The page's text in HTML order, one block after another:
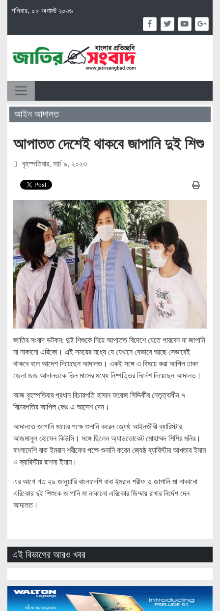
শনিবার, ০৮ অগাস্ট ২০২৬
আইন আদালত
আপাতত দেশেই থাকবে জাপানি দুই শিশু
বৃহস্পতিবার, মার্চ ৯, ২০২৩
জাতির সংবাদ ডটকম: দুই শিশুকে নিয়ে আপাতত বিদেশে যেতে পারবেন না জাপানি
মা নাকানো এরিকো। এই সময়ের মধ্যে যে যেখানে যেভাবে আছে সেভাবেই
থাকবে বলে আদেশ দিয়েছেন আদালত। একই সঙ্গে এ বিষয়ে করা আপিল ঢাকা
জেলা জজ আদালতকে তিন মাসের মধ্যে নিষ্পত্তির নির্দেশ দিয়েছেন আদালত।
আজ বৃহস্পতিবার প্রধান বিচারপতি হাসান ফয়েজ সিদ্দিকীর নেতৃত্বাধীন ৭
বিচারপতির আপিল বেঞ্চ এ আদেশ দেন।
আদালতে জাপানি মায়ের পক্ষে শুনানি করেন জ্যেষ্ঠ আইনজীবী ব্যারিস্টার
আজমালুল হোসেন কিউসি। সঙ্গে ছিলেন অ্যাডভোকেট মোহাম্মদ শিশির মনির।
বাংলাদেশি বাবা ইমরান শরীফের পক্ষে শুনানি করেন জ্যেষ্ঠ ব্যারিস্টার আখতার ইমাম
ও ব্যারিস্টার রাশনা ইমাম।
এর আগে গত ২৯ জানুয়ারি বাংলাদেশি বাবা ইমরান শরীফ ও জাপানি মা নাকানো
এরিকোর দুই শিশুকে জাপানি মা নাকানো এরিকোর জিম্মায় রাখার নির্দেশ দেন
আদালত।
এই বিভাগের আরও খবর